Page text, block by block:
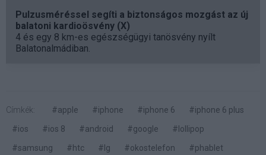
Pulzusméréssel segíti a biztonságos mozgást az új
balatoni kardioösvény (X)
4 és egy 8 km-es egészségügyi tanösvény nyílt
Balatonalmádiban.
Címkék: #apple #iphone #iphone 6
#iphone 6 plus
#ios
#ios 8 #android #google
#lollipop
#samsung
#htc #lg #okostelefon #phablet